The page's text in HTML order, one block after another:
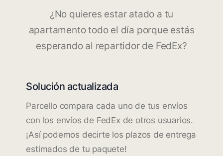
¿No quieres estar atado a tu
apartamento todo el día porque estás
esperando al repartidor de FedEx?
Solución actualizada
Parcello compara cada uno de tus envíos
con los envíos de FedEx de otros usuarios.
¡Así podemos decirte los plazos de entrega
estimados de tu paquete!